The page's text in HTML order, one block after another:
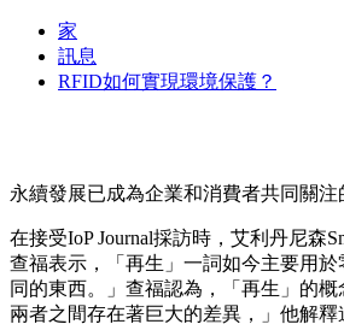
家
訊息
RFID如何實現環境保護？
永續發展已成為企業和消費者共同關
在接受IoP Journal採訪時，艾利丹尼森
查福表示，「再生」一詞如今主要用
同的東西。」查福認為，「再生」的
兩者之間存在著巨大的差異，」他解